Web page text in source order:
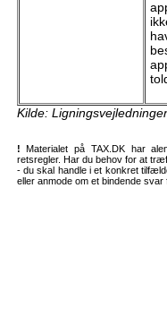
Kilde:
! Materialet på TAX.DK har
retsregler. Har du behov for at
- du skal handle i et konkret
eller anmode om et bindende svar